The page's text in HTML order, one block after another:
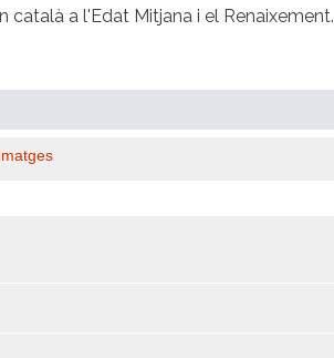
català a l'Edat Mitjana i el Renaixement.
Imatges